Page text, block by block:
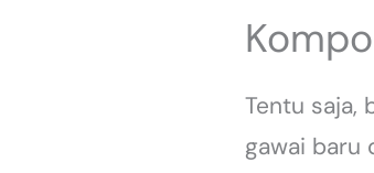
Tentu saja,
gawai baru